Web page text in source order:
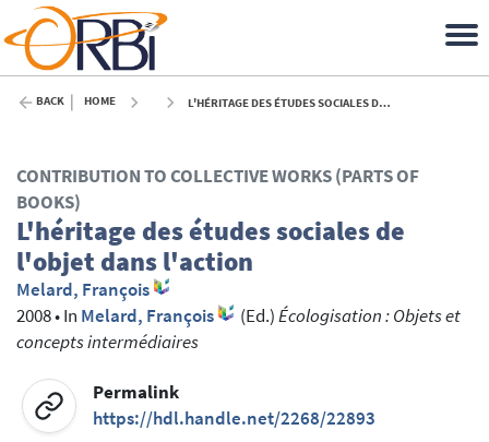
BACK HOME L'HÉRITAGE DES ÉTUDES SOCIALES DE L'OBJET DANS L'ACTION - 2008
CONTRIBUTION TO COLLECTIVE WORKS (PARTS OF
BOOKS)
L'héritage des études sociales de
l'objet dans l'action
Melard, François
2008•In Melard, François (Ed.)Écologisation : Objets et
concepts intermédiaires
Permalink
https://hdl.handle.net/2268/22893